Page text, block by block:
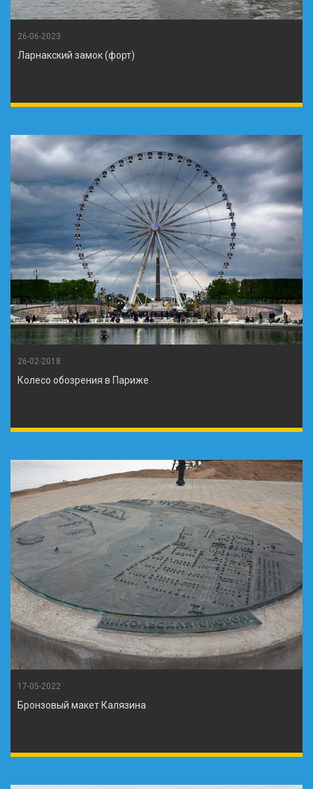
26-06-2023
Ларнакский замок (форт)
26-02-2018
Колесо обозрения в Париже
17-05-2022
Бронзовый макет Калязина